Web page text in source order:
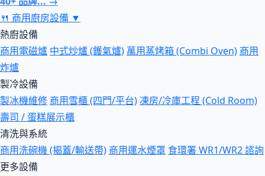
🍴 商用廚房設備 ▼
熱廚設備
商用電磁爐 中式炒爐 (鑊氣爐) 萬用蒸烤箱 (Combi Oven) 商用
炸爐
製冷設備
製冰機維修 商用雪櫃 (四門/平台)凍房/冷庫工程 (Cold Room)
壽司 / 蛋糕展示櫃
清洗與系統
商用洗碗機 (揭蓋/輸送帶) 商用運水煙罩 食環署 WR1/WR2 諮詢
更多設備